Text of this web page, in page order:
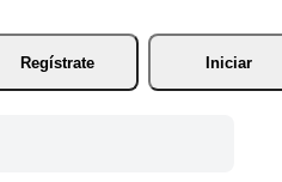
Regístrate
Iniciar